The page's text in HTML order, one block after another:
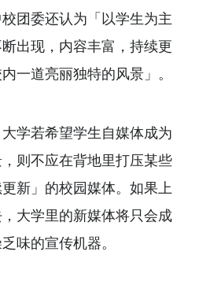
团委还认为「以学生为主
出现，内容丰富，持续更
一道亮丽独特的风景」。
学若希望学生自媒体成为
则不应在背地里打压某些
更新」的校园媒体。如果上
大学里的新媒体将只会成
味的宣传机器。